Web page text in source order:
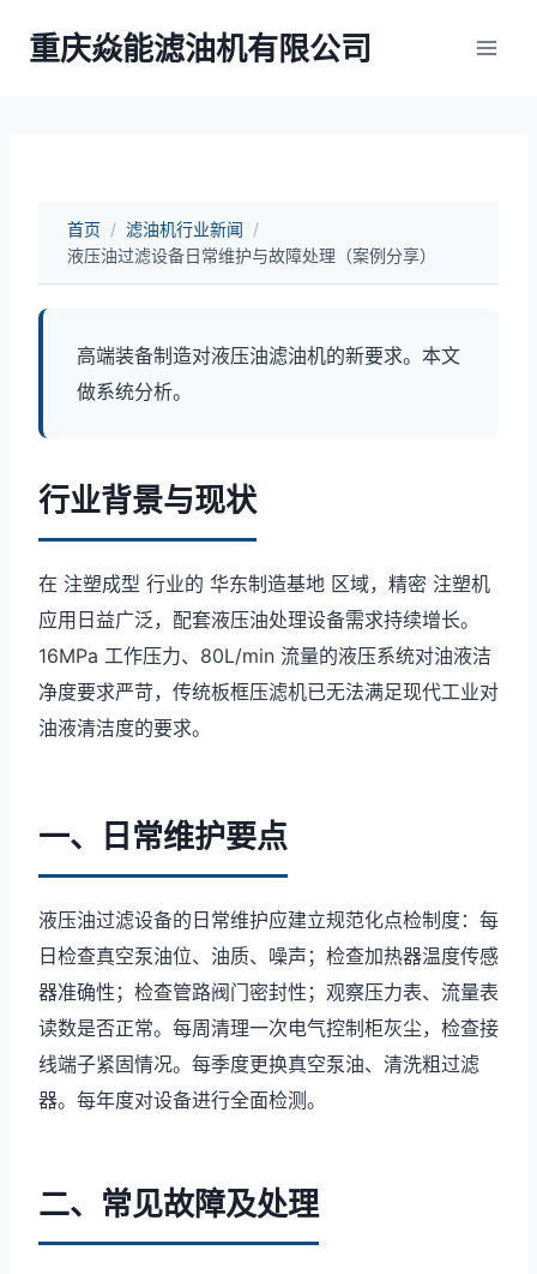
重庆焱能滤油机有限公司
首页 / 滤油机行业新闻 /
液压油过滤设备日常维护与故障处理（案例分享）
高端装备制造对液压油滤油机的新要求。本文
做系统分析。
行业背景与现状
在 注塑成型 行业的 华东制造基地 区域，精密 注塑机
应用日益广泛，配套液压油处理设备需求持续增长。
16MPa 工作压力、80L/min 流量的液压系统对油液洁
净度要求严苛，传统板框压滤机已无法满足现代工业对
油液清洁度的要求。
一、日常维护要点
液压油过滤设备的日常维护应建立规范化点检制度：每
日检查真空泵油位、油质、噪声；检查加热器温度传感
器准确性；检查管路阀门密封性；观察压力表、流量表
读数是否正常。每周清理一次电气控制柜灰尘，检查接
线端子紧固情况。每季度更换真空泵油、清洗粗过滤
器。每年度对设备进行全面检测。
二、常见故障及处理